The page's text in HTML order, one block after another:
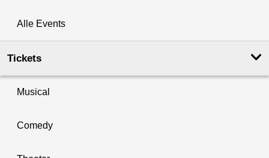
Alle Events
Tickets
Musical
Comedy